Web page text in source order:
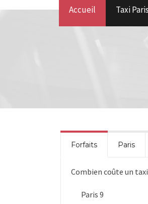
Accueil Taxi
Forfaits Paris
Combien coûte un
Paris 9